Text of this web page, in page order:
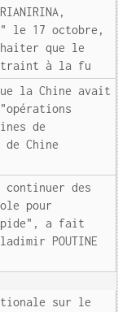
le 17 octobre,
que le
à la fu
la Chine avait
de
Chine
continuer des
pour
a fait
POUTINE
sur le